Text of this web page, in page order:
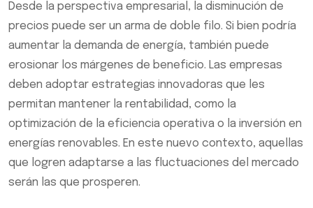
Desde la perspectiva empresarial, la disminución de
precios puede ser un arma de doble filo. Si bien podría
aumentar la demanda de energía, también puede
erosionar los márgenes de beneficio. Las empresas
deben adoptar estrategias innovadoras que les
permitan mantener la rentabilidad, como la
optimización de la eficiencia operativa o la inversión en
energías renovables. En este nuevo contexto, aquellas
que logren adaptarse a las fluctuaciones del mercado
serán las que prosperen.